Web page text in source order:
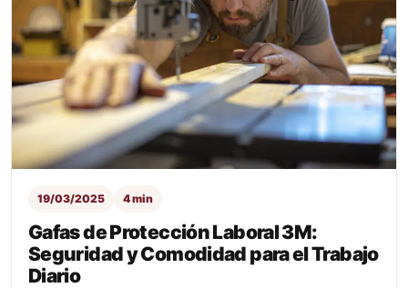
19/03/2025 4 min
Gafas de Protección Laboral 3M:
Seguridad y Comodidad para el Trabajo
Diario